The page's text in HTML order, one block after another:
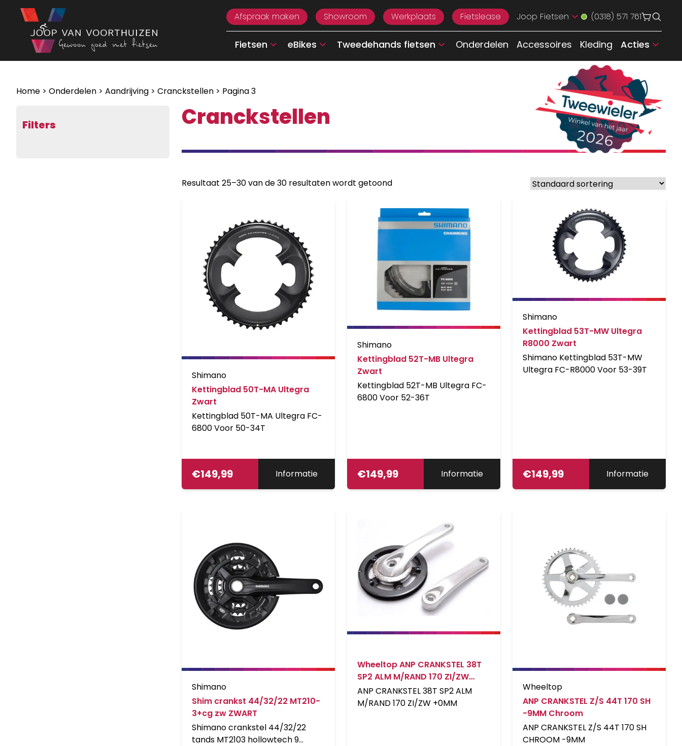
Ga naar de inhoud
Afspraak maken
Showroom Werkplaats Fietslease Joop Fietsen (0318) 571 761
Fietsen eBikes Tweedehands fietsen Onderdelen Accessoires Kleding Acties
Home > Onderdelen > Aandrijving > Cranckstellen > Pagina 3
Filters Cranckstellen
Resultaat 25–30 van de 30 resultaten wordt getoond
Shimano
Kettingblad 50T-MA Ultegra
Zwart
Kettingblad 50T-MA Ultegra FC-
6800 Voor 50-34T
€149,99 Informatie
Shimano
Kettingblad 52T-MB Ultegra
Zwart
Kettingblad 52T-MB Ultegra FC-
6800 Voor 52-36T
€149,99 Informatie
Shimano
Kettingblad 53T-MW Ultegra
R8000 Zwart
Shimano Kettingblad 53T-MW
Ultegra FC-R8000 Voor 53-39T
€149,99 Informatie
Shimano
Shim crankst 44/32/22 MT210-
3+cg zw ZWART
Shimano crankstel 44/32/22
tands MT2103 hollowtech 9
Wheeltop ANP CRANKSTEL 38T
SP2 ALM M/RAND 170 ZI/ZW
+0MM Zilver/Zwart
ANP CRANKSTEL 38T SP2 ALM
M/RAND 170 ZI/ZW +0MM
Wheeltop
ANP CRANKSTEL Z/S 44T 170 SH
-9MM Chroom
ANP CRANKSTEL Z/S 44T 170 SH
CHROOM -9MM